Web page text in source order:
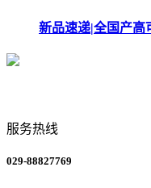
新品速递|全国产高
服务热线
029-88827769